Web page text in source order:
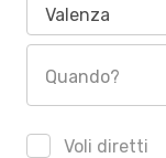
Valenza
Quando?
Voli diretti